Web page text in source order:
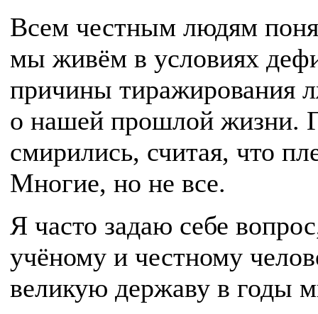
Всем честным людям
мы живём в условиях
при­чины тиражирования
о нашей прошлой жизни.
смирились, считая, что
Многие, но не все.
Я часто задаю себе
учёному и честному
великую державу в годы